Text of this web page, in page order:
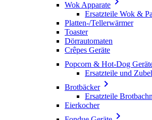
Wok Apparate
Ersatzteile Wok &
Platten-/Tellerwärmer
Toaster
Dörrautomaten
Crêpes Geräte
Popcorn & Hot-Dog
Ersatzteile und
Brotbäcker
Ersatzteile
Eierkocher
